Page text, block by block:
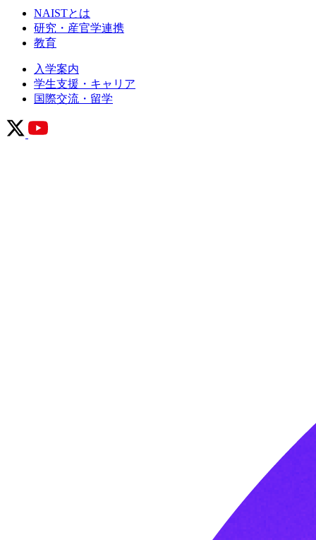
NAISTとは
研究・産官学連携
教育
入学案内
学生支援・キャリア
国際交流・留学